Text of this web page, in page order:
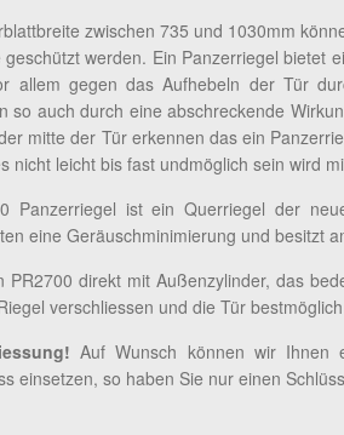
zwischen 735 und 1030mm
werden. Ein Panzerriegel bietet
allem gegen das Aufhebeln der Tür
so auch durch eine abschreckende
mitte der Tür erkennen das ein
nicht leicht bis fast undmöglich sein wird
Panzerriegel ist ein Querriegel der
eine Geräuschminimierung und besitzt
PR2700 direkt mit Außenzylinder, das
verschliessen und die Tür
Auf Wunsch können wir Ihnen
einsetzen, so haben Sie nur einen